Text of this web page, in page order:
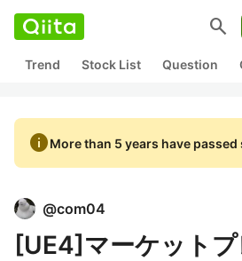
search
Trend Stock List Question
infoMore than 5 years have
@com04
[UE4]マーケット